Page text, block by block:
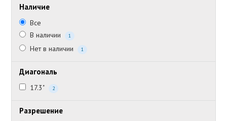
Наличие
Все
В наличии
1
Нет в наличии 1
Диагональ
17.3" 2
Разрешение